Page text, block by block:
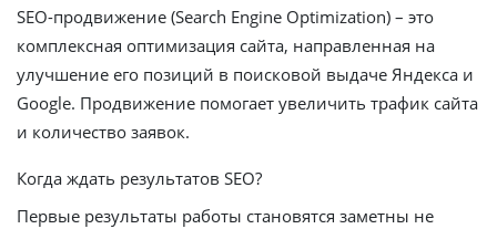
SEO-продвижение (Search Engine Optimization) – это
комплексная оптимизация сайта, направленная на
улучшение его позиций в поисковой выдаче Яндекса и
Google. Продвижение помогает увеличить трафик сайта
и количество заявок.
Когда ждать результатов SEO?
Первые результаты работы становятся заметны не